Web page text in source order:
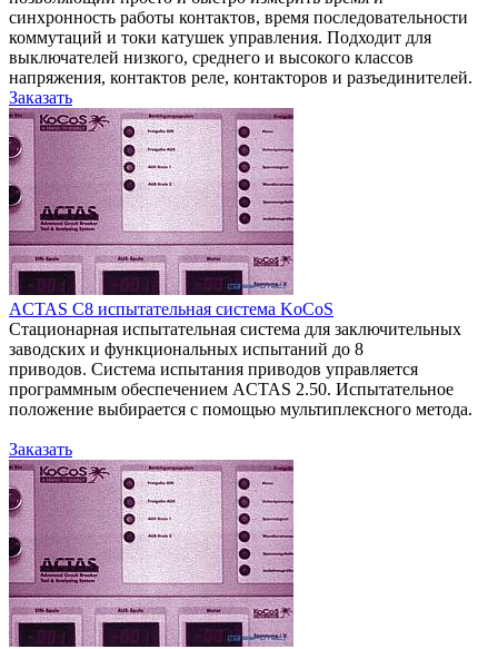
синхронность работы контактов, время последовательности
коммутаций и токи катушек управления. Подходит для
выключателей низкого, среднего и высокого классов
напряжения, контактов реле, контакторов и разъединителей.
Заказать
ACTAS C8 испытательная система KoCoS
Стационарная испытательная система для заключительных
заводских и функциональных испытаний до 8
приводов. Система испытания приводов управляется
программным обеспечением ACTAS 2.50. Испытательное
положение выбирается с помощью мультиплексного метода.
Заказать